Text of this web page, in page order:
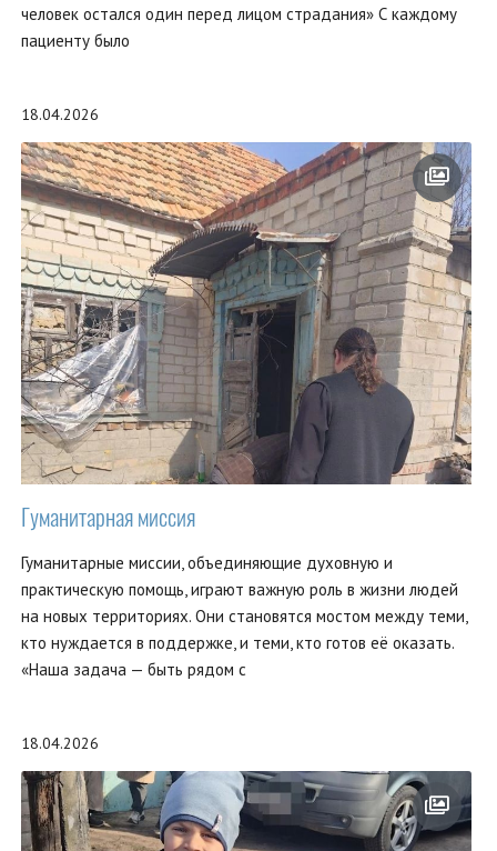
человек остался один перед лицом страдания» С каждому
пациенту было
18.04.2026
Гуманитарная миссия
Гуманитарные миссии, объединяющие духовную и
практическую помощь, играют важную роль в жизни людей
на новых территориях. Они становятся мостом между теми,
кто нуждается в поддержке, и теми, кто готов её оказать.
«Наша задача — быть рядом с
18.04.2026